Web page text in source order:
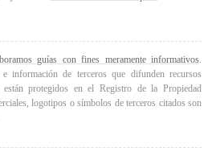
guías con fines meramente informativos
información de terceros que difunden recursos
protegidos en el Registro de la Propiedad
logotipos o símbolos de terceros citados son